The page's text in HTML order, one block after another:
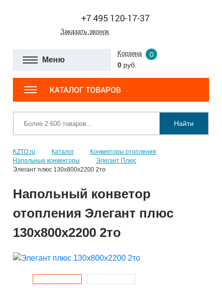
+7 495 120-17-37
Заказать звонок
Меню
Корзина
0
0 руб.
КАТАЛОГ ТОВАРОВ
Найти
KZTO.ru Каталог
Конвекторы отопления
Напольные конвекторы
Элегант Плюс
Элегант плюс 130x800x2200 2то
Напольный конветор
отопления Элегант плюс
130x800x2200 2то